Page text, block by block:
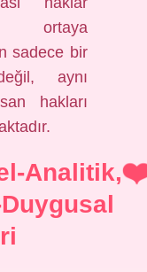
ortaya
sadece bir
aynı
hakları
Analitik,